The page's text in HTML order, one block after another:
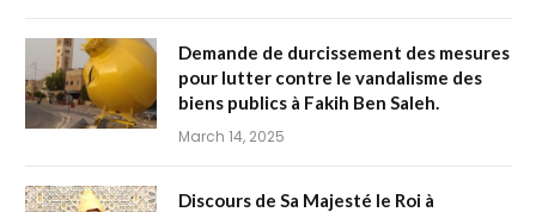
Demande de durcissement des mesures
pour lutter contre le vandalisme des
biens publics à Fakih Ben Saleh.
March 14, 2025
Discours de Sa Majesté le Roi à